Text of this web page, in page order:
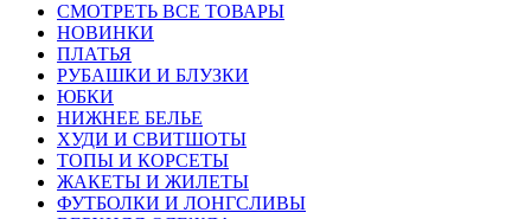
СМОТРЕТЬ ВСЕ ТОВАРЫ
НОВИНКИ
ПЛАТЬЯ
РУБАШКИ И БЛУЗКИ
ЮБКИ
НИЖНЕЕ БЕЛЬЕ
ХУДИ И СВИТШОТЫ
ТОПЫ И КОРСЕТЫ
ЖАКЕТЫ И ЖИЛЕТЫ
ФУТБОЛКИ И ЛОНГСЛИВЫ